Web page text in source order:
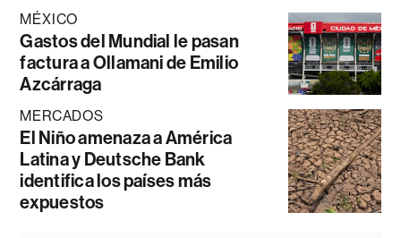
MÉXICO
Gastos del Mundial le pasan
factura a Ollamani de Emilio
Azcárraga
MERCADOS
El Niño amenaza a América
Latina y Deutsche Bank
identifica los países más
expuestos